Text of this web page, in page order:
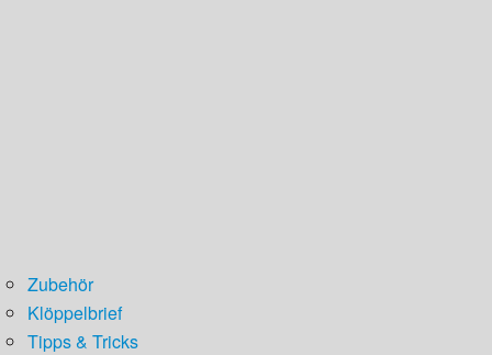
Zubehör
Klöppelbrief
Tipps & Tricks